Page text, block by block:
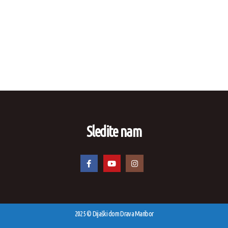
Sledite nam
2025 © Dijaški dom Drava Maribor